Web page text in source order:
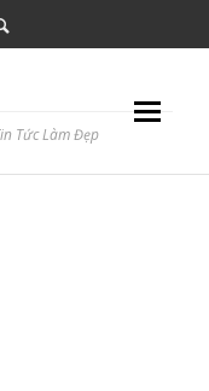
Tức Làm Đẹp